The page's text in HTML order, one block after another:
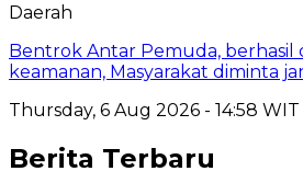
Daerah
Bentrok Antar Pemuda, berhasil
keamanan, Masyarakat diminta
Thursday, 6 Aug 2026 - 14:58 WIT
Berita Terbaru